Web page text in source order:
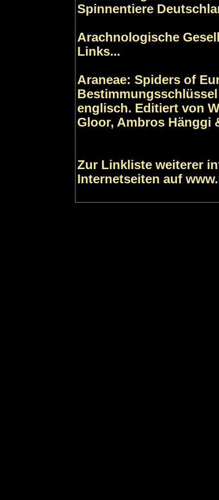
Spinnentiere
Arachnologische
Links...
Araneae: Spiders of
englisch. Editiert von
Gloor, Ambros Hänggi
Zur Linkliste weiterer
Internetseiten auf